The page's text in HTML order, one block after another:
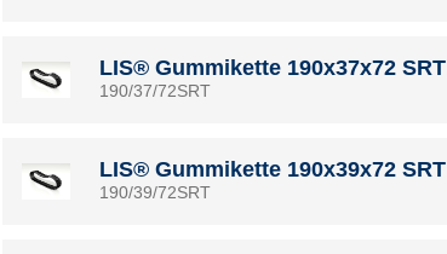
LIS® Gummikette 190x37x72 SRT
190/37/72SRT
LIS® Gummikette 190x39x72 SRT
190/39/72SRT